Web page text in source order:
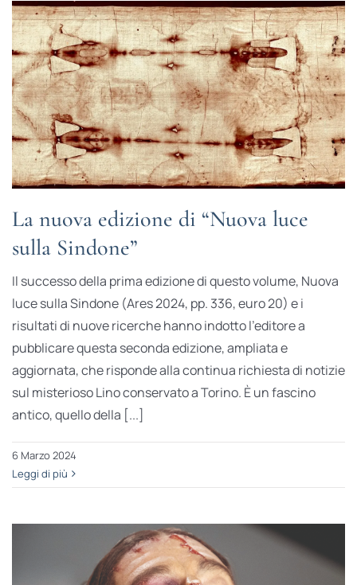
La nuova edizione di “Nuova luce
sulla Sindone”
Il successo della prima edizione di questo volume, Nuova
luce sulla Sindone (Ares 2024, pp. 336, euro 20) e i
risultati di nuove ricerche hanno indotto l’editore a
pubblicare questa seconda edizione, ampliata e
aggiornata, che risponde alla continua richiesta di notizie
sul misterioso Lino conservato a Torino. È un fascino
antico, quello della [...]
6 Marzo 2024
Leggi di più